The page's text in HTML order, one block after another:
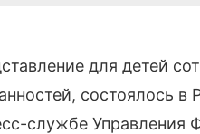
для детей
состоялось
службе